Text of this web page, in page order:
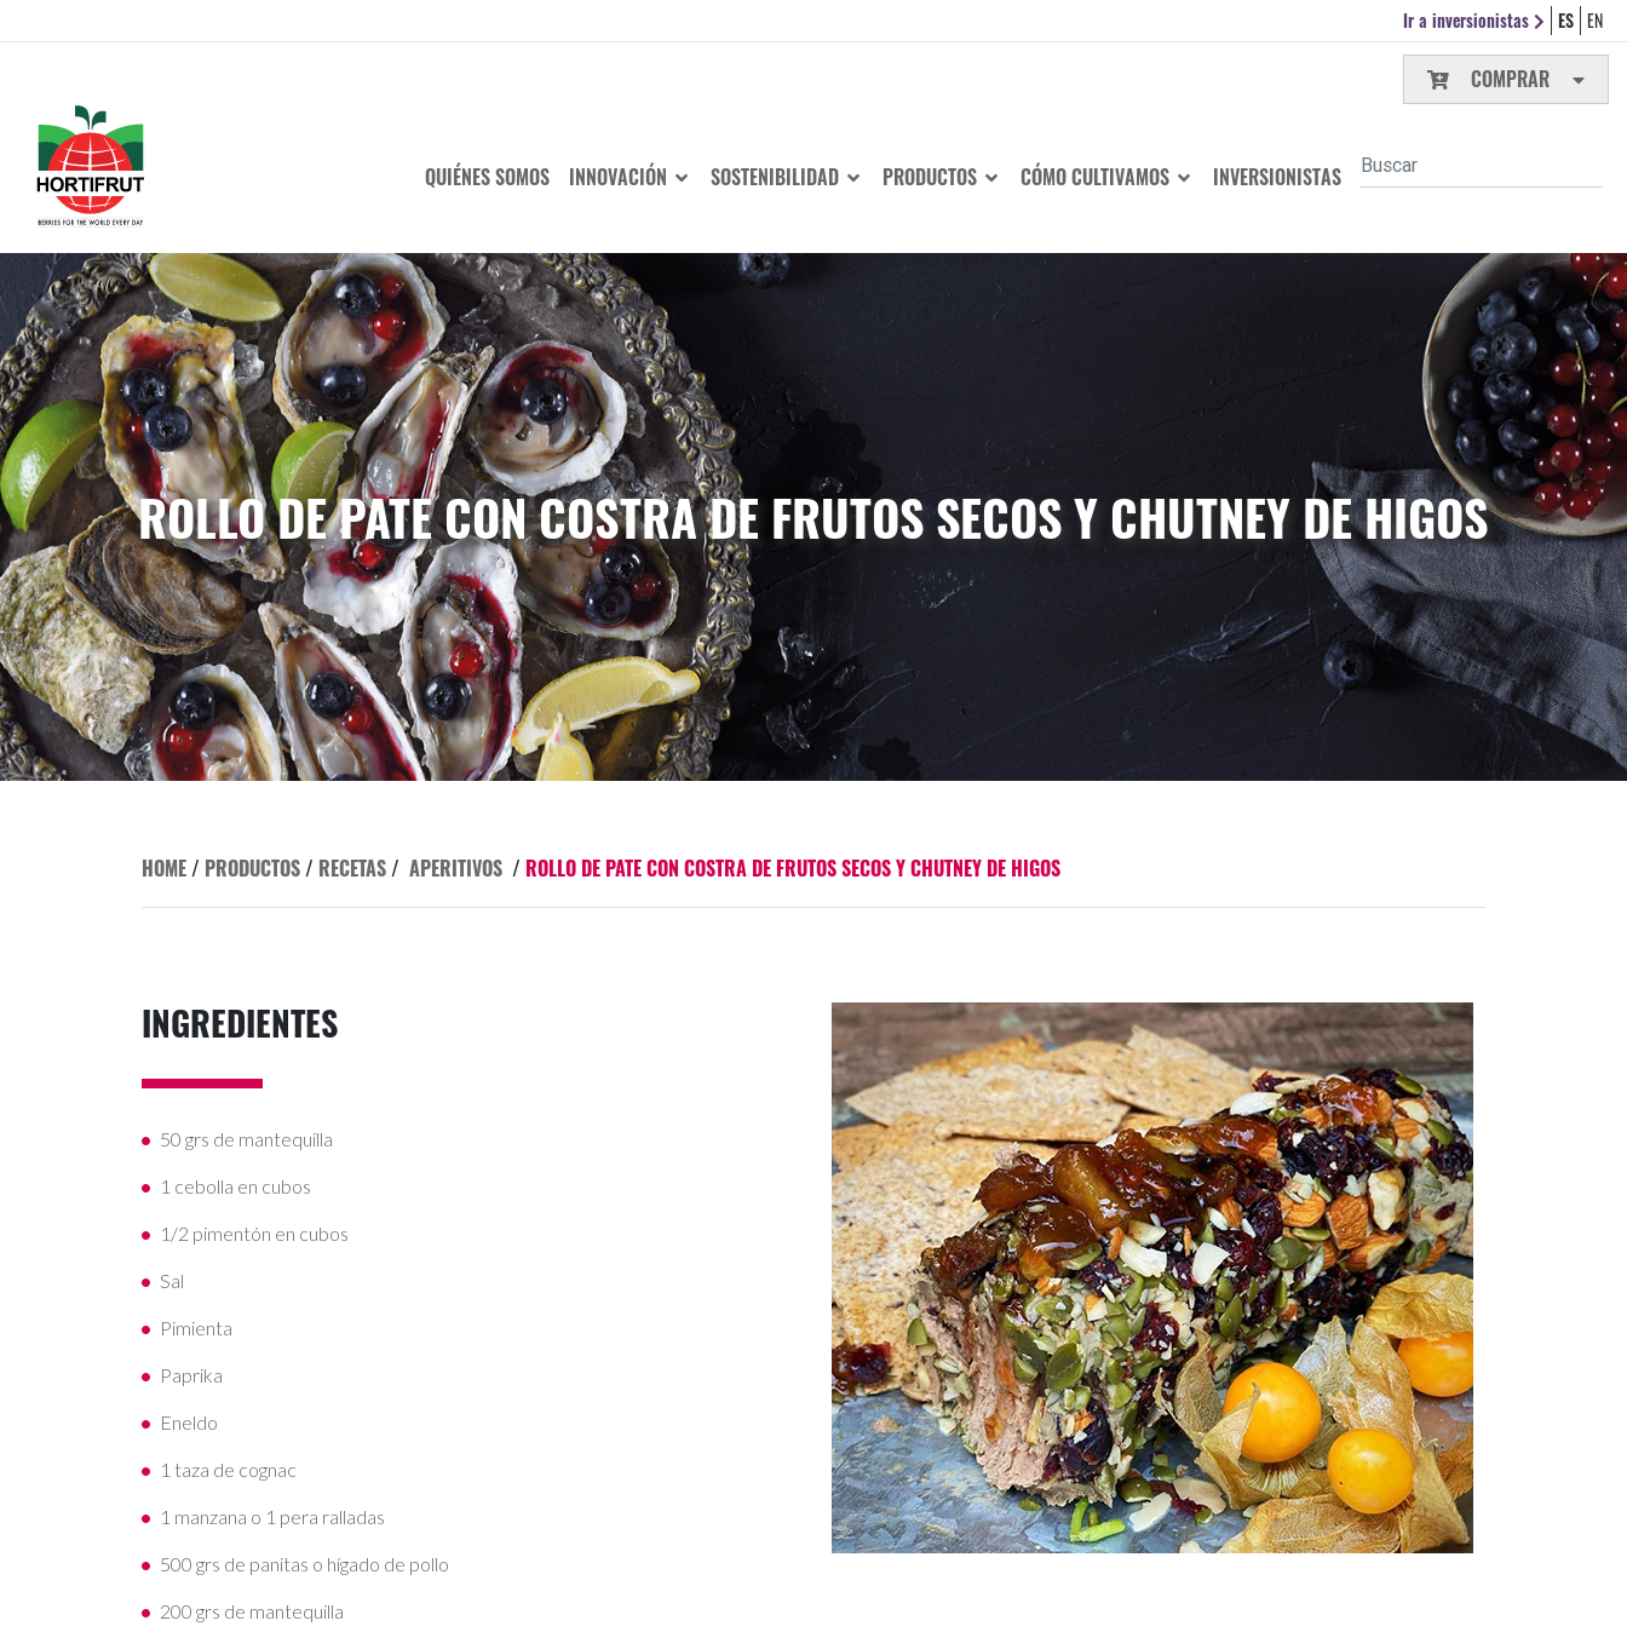
Ir a inversionistas ES EN
COMPRAR
QUIÉNES SOMOS INNOVACIÓN SOSTENIBILIDAD PRODUCTOS CÓMO CULTIVAMOS INVERSIONISTAS
ROLLO DE PATE CON COSTRA DE FRUTOS SECOS Y CHUTNEY DE HIGOS
HOME/ PRODUCTOS/ RECETAS/ APERITIVOS / ROLLO DE PATE CON COSTRA DE FRUTOS SECOS Y CHUTNEY DE HIGOS
INGREDIENTES
50 grs de mantequilla
1 cebolla en cubos
1/2 pimentón en cubos
Sal
Pimienta
Paprika
Eneldo
1 taza de cognac
1 manzana o 1 pera ralladas
500 grs de panitas o hígado de pollo
200 grs de mantequilla